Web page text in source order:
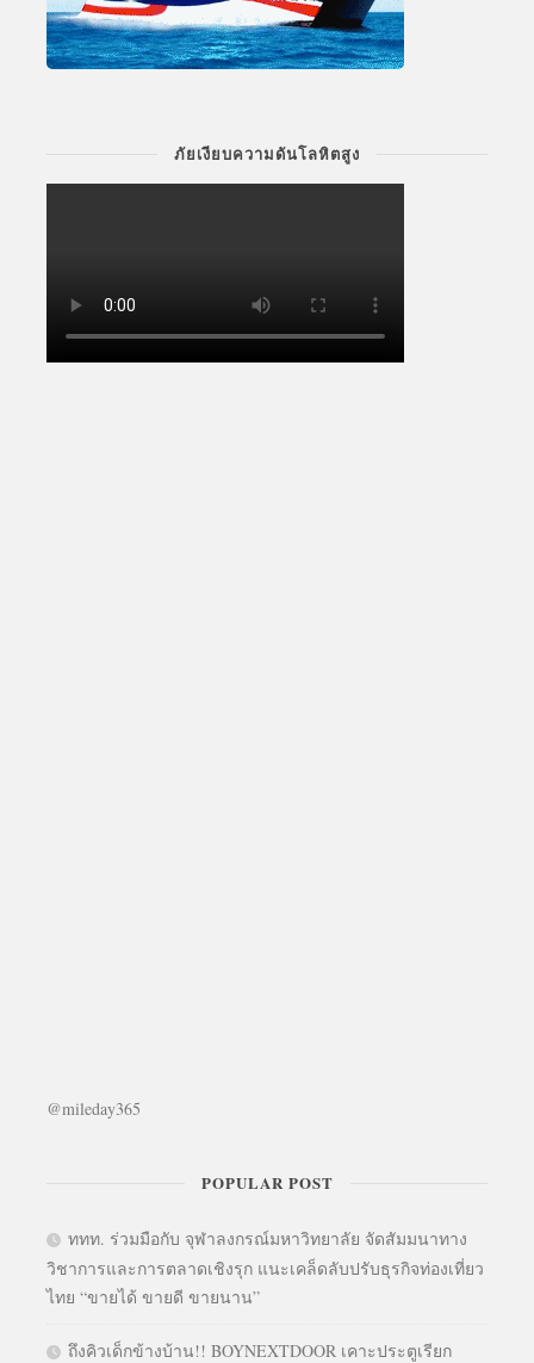
ภัยเงียบความดันโลหิตสูง
@mileday365
POPULAR POST
ททท. ร่วมมือกับ จุฬาลงกรณ์มหาวิทยาลัย จัดสัมมนาทาง
วิชาการและการตลาดเชิงรุก แนะเคล็ดลับปรับธุรกิจท่องเที่ยว
ไทย “ขายได้ ขายดี ขายนาน”
ถึงคิวเด็กข้างบ้าน!! BOYNEXTDOOR เคาะประตูเรียก